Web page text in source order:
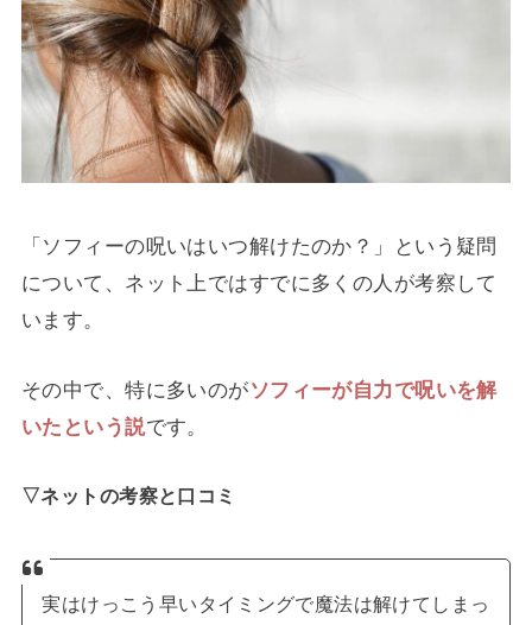
「ソフィーの呪いはいつ解けたのか？」という疑問
について、ネット上ではすでに多くの人が考察して
います。
その中で、特に多いのがソフィーが自力で呪いを解
いたという説です。
▽ネットの考察と口コミ
実はけっこう早いタイミングで魔法は解けてしまっ